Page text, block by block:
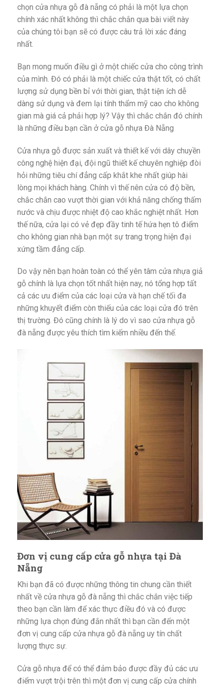
chọn cửa nhựa gỗ đà nẵng có phải là một lựa chọn
chính xác nhất không thì chắc chắn qua bài viết này
của chúng tôi bạn sẽ có được câu trả lời xác đáng
nhất.
Bạn mong muốn điều gì ở một chiếc cửa cho công trình
của mình. Đó có phải là một chiếc cửa thật tốt, có chất
lượng sử dụng bền bỉ với thời gian, thật tiện ích dễ
dàng sử dụng và đem lại tính thẩm mỹ cao cho không
gian mà giá cả phải hợp lý? Vậy thì chắc chắn đó chính
là những điều bạn cần ở cửa gỗ nhựa Đà Nẵng
Cửa nhựa gỗ được sản xuất và thiết kế với dây chuyền
công nghệ hiện đại, đội ngũ thiết kế chuyên nghiệp đòi
hỏi những tiêu chí đẳng cấp khắt khe nhất giúp hài
lòng mọi khách hàng. Chính vì thế nên cửa có độ bền,
chắc chắn cao vượt thời gian với khả năng chống thấm
nước và chịu được nhiệt độ cao khắc nghiệt nhất. Hơn
thế nữa, cửa lại có vẻ đẹp đầy tinh tế hứa hẹn tô điểm
cho không gian nhà bạn một sự trang trọng hiện đại
xứng tầm đẳng cấp.
Do vậy nên bạn hoàn toàn có thể yên tâm cửa nhựa giả
gỗ chính là lựa chọn tốt nhất hiện nay, nó tổng hợp tất
cả các ưu điểm của các loại cửa và hạn chế tối đa
những khuyết điểm còn thiếu của các loại cửa đó trên
thị trường. Đó cũng chính là lý do vì sao cửa nhựa gỗ
đà nẵng được yêu thích tìm kiếm nhiều đến thế.
Đơn vị cung cấp cửa gỗ nhựa tại Đà
Nẵng
Khi bạn đã có được những thông tin chung cần thiết
nhất về cửa nhựa gỗ đà nẵng thì chắc chắn việc tiếp
theo bạn cần làm để xác thực điều đó và có được
những lựa chọn đúng đắn nhất thì bạn cần đến một
đơn vị cung cấp cửa nhựa gỗ đà nẵng uy tín chất
lượng thực sự.
Cửa gỗ nhựa để có thể đảm bảo được đầy đủ các ưu
điểm vượt trội trên thì một đơn vị cung cấp cửa chính